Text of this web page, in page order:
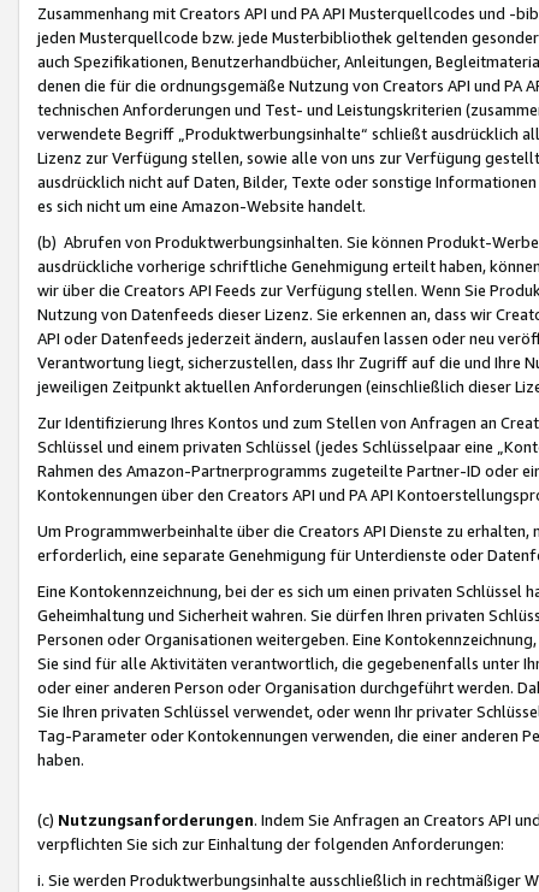
Zusammenhang mit Creators API und PA API Musterquellcodes und
jeden Musterquellcode bzw. jede Musterbibliothek geltenden
auch Spezifikationen, Benutzerhandbücher, Anleitungen,
denen die für die ordnungsgemäße Nutzung von Creators API und PA
technischen Anforderungen und Test- und Leistungskriterien
verwendete Begriff „Produktwerbungsinhalte“ schließt ausdrücklich
Lizenz zur Verfügung stellen, sowie alle von uns zur Verfügung
ausdrücklich nicht auf Daten, Bilder, Texte oder sonstige
es sich nicht um eine Amazon-Website handelt.
(b) Abrufen von Produktwerbungsinhalten. Sie können Produkt-
ausdrückliche vorherige schriftliche Genehmigung erteilt haben,
wir über die Creators API Feeds zur Verfügung stellen. Wenn Sie
Nutzung von Datenfeeds dieser Lizenz. Sie erkennen an, dass wir
API oder Datenfeeds jederzeit ändern, auslaufen lassen oder neu
Verantwortung liegt, sicherzustellen, dass Ihr Zugriff auf die und Ihre
jeweiligen Zeitpunkt aktuellen Anforderungen (einschließlich dieser
Zur Identifizierung Ihres Kontos und zum Stellen von Anfragen an
Schlüssel und einem privaten Schlüssel (jedes Schlüsselpaar eine
Rahmen des Amazon-Partnerprogramms zugeteilte Partner-ID oder
Kontokennungen über den Creators API und PA API
Um Programmwerbeinhalte über die Creators API Dienste zu
erforderlich, eine separate Genehmigung für Unterdienste oder
Eine Kontokennzeichnung, bei der es sich um einen privaten
Geheimhaltung und Sicherheit wahren. Sie dürfen Ihren privaten
Personen oder Organisationen weitergeben. Eine
Sie sind für alle Aktivitäten verantwortlich, die gegebenenfalls unter
oder einer anderen Person oder Organisation durchgeführt werden.
Sie Ihren privaten Schlüssel verwendet, oder wenn Ihr privater
Tag-Parameter oder Kontokennungen verwenden, die einer anderen
haben.
(c) Nutzungsanforderungen. Indem Sie Anfragen an Creators API
verpflichten Sie sich zur Einhaltung der folgenden Anforderungen:
i. Sie werden Produktwerbungsinhalte ausschließlich in rechtmäßiger